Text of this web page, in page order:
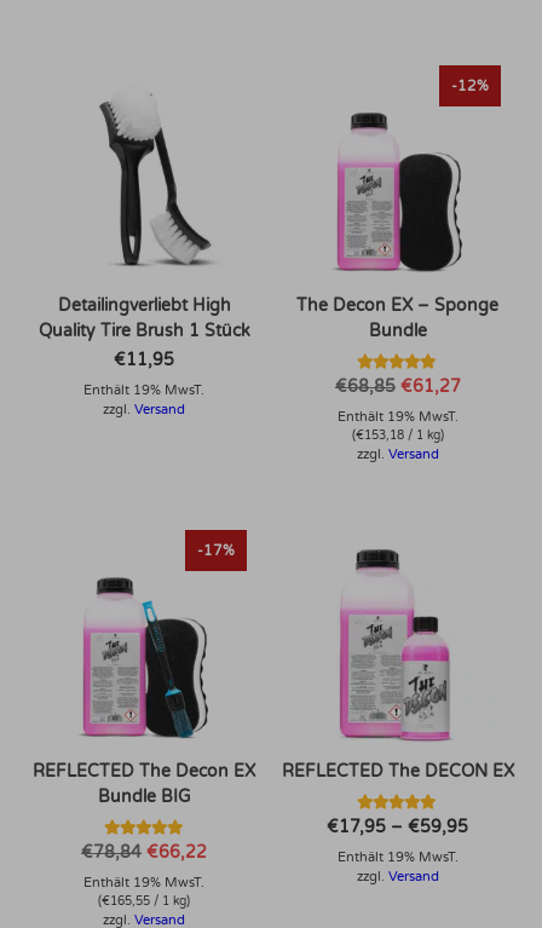
Detailingverliebt High
Quality Tire Brush 1 Stück
€11,95
Enthält 19% MwsT.
zzgl.Versand
-12%
The Decon EX – Sponge
Bundle
Bewertet mit
5.00
von 5
€68,85 Ursprünglicher
war:
€68,85
€61,27Aktueller
Enthält 19% MwsT.
(€153,18/ 1 kg)
zzgl. Versand
-17%
REFLECTED The Decon EX
Bundle BIG
Bewertet mit
5.00
von 5
€78,84 Ursprünglicher
Preis
war:
€78,84
€66,22Aktueller
Enthält 19% MwsT.
(€165,55 / 1 kg)
zzgl.Versand
REFLECTED The DECON EX
Bewertet mit
von 5
€17,95 –€59,95
Enthält 19% MwsT.
zzgl. Versand